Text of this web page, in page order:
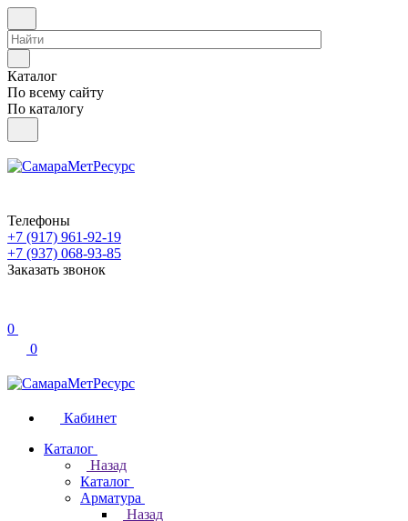
Каталог
По всему сайту
По каталогу
Телефоны
+7 (917) 961-92-19
+7 (937) 068-93-85
Заказать звонок
0
0
Кабинет
Каталог
Назад
Каталог
Арматура
Назад